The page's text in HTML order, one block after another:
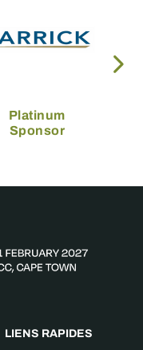
Platinum
Sponsor
LIENS RAPIDES